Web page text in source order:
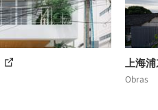
上海
Obras